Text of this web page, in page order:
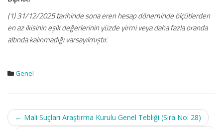
(1) 31/12/2025 tarihinde sona eren hesap döneminde ölçütlerden
en az ikisinin eşik değerlerinin yüzde yirmi veya daha fazla oranda
altında kalınmadığı varsayılmıştır.
Genel
Post
navigation
← Mali Suçları Araştırma Kurulu Genel Tebliği (Sıra No: 28)